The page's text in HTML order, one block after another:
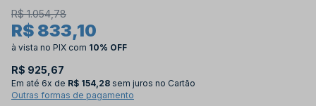
R$ 1.054,78
R$ 833,10
à vista no PIX com 10% OFF
R$ 925,67
Em até 6x de R$ 154,28 sem juros no Cartão
Outras formas de pagamento